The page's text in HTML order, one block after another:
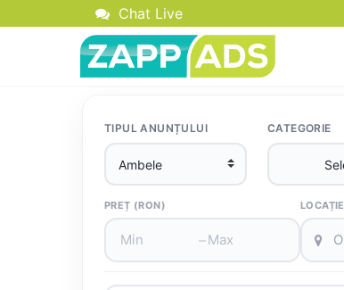
Chat Live
TIPUL ANUNȚULUI CATEGORIE
PREȚ (RON)
–
LOCAȚIE